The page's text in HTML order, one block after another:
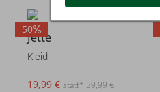
50
Jette
Kleid
19,99 € statt* 39,99 €